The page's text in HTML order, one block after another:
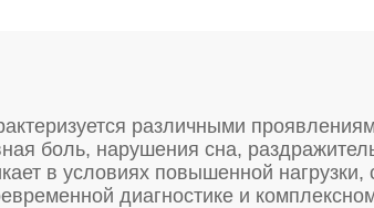
различными
боль, нарушения сна,
в условиях повышенной нагрузки,
диагностике и